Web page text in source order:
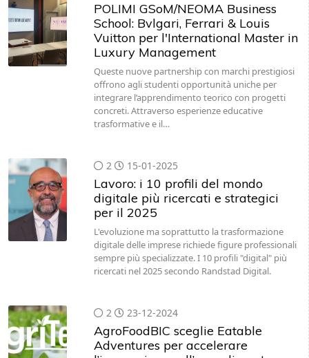
POLIMI GSoM/NEOMA Business
School: Bvlgari, Ferrari & Louis
Vuitton per l'International Master in
Luxury Management
Queste nuove partnership con marchi prestigiosi
offrono agli studenti opportunità uniche per
integrare l’apprendimento teorico con progetti
concreti. Attraverso esperienze educative
trasformative e il…
2 15-01-2025
Lavoro: i 10 profili del mondo
digitale più ricercati e strategici
per il 2025
L'evoluzione ma soprattutto la trasformazione
digitale delle imprese richiede figure professionali
sempre più specializzate. I 10 profili "digital" più
ricercati nel 2025 secondo Randstad Digital.
2 23-12-2024
AgroFoodBIC sceglie Eatable
Adventures per accelerare